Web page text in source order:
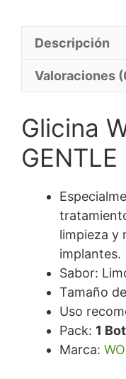
Descripción
Valoraciones
Glicina
GENTLE
limpieza y
implantes.
Sabor:
Tamaño
Uso
Pack: 1
Marca: